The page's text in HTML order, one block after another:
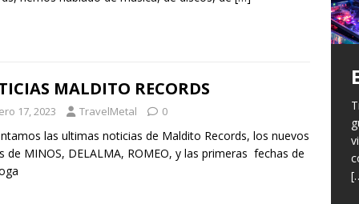
MALDITO RECORDS
17, 2023 TravelMetal 0
las ultimas noticias de Maldito Records, los nuevos
de MINOS, DELALMA, ROMEO, y las primeras fechas de